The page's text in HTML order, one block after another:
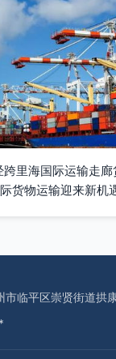
跨里海国际运输走
货物运输迎来新机
市临平区崇贤街道拱